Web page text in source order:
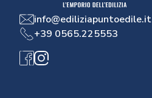
info@ediliziapuntoedile.it
+39 0565.225553
Facebook
Instagram